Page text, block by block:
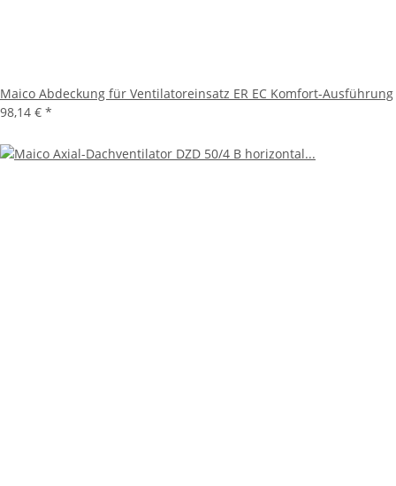
Maico Abdeckung für Ventilatoreinsatz ER EC Komfort-Ausführung
98,14 € *